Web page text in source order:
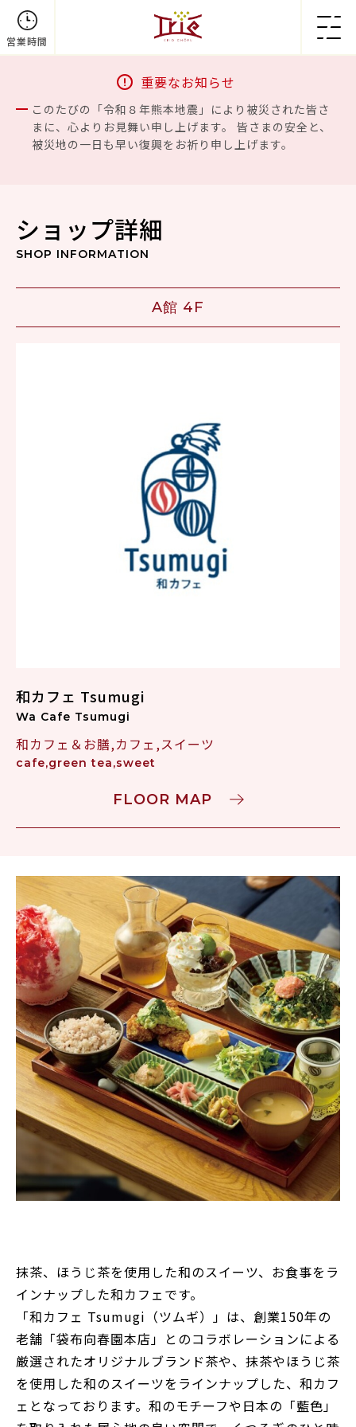
営業時間
重要なお知らせ
このたびの「令和８年熊本地震」により被災された皆さ
まに、心よりお見舞い申し上げます。 皆さまの安全と、
被災地の一日も早い復興をお祈り申し上げます。
ショップ詳細
SHOP INFORMATION
A館 4F
和カフェ Tsumugi
Wa Cafe Tsumugi
和カフェ＆お膳,カフェ,スイーツ
cafe,green tea,sweet
FLOOR MAP
抹茶、ほうじ茶を使用した和のスイーツ、お食事をラ
インナップした和カフェです。
「和カフェ Tsumugi（ツムギ）」は、創業150年の
老舗「袋布向春園本店」とのコラボレーションによる
厳選されたオリジナルブランド茶や、抹茶やほうじ茶
を使用した和のスイーツをラインナップした、和カフ
ェとなっております。和のモチーフや日本の「藍色」